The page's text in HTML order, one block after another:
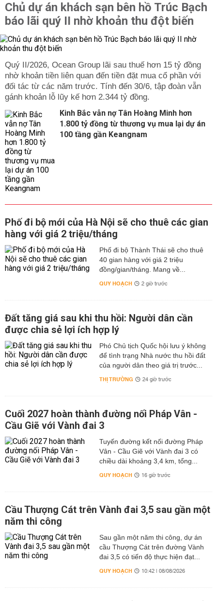
Chủ dự án khách sạn bên hồ Trúc Bạch
báo lãi quý II nhờ khoản thu đột biến
Quý II/2026, Ocean Group lãi sau thuế hơn 15 tỷ đồng
nhờ khoản tiền liên quan đến tiền đặt mua cổ phần với
đối tác từ các năm trước. Tính đến 30/6, tập đoàn vẫn
gánh khoản lỗ lũy kế hơn 2.344 tỷ đồng.
Kinh Bắc vẫn nợ Tân Hoàng Minh hơn
1.800 tỷ đồng từ thương vụ mua lại dự án
100 tầng gần Keangnam
Phố đi bộ mới của Hà Nội sẽ cho thuê các gian
hàng với giá 2 triệu/tháng
Phố đi bộ Thành Thái sẽ cho thuê
40 gian hàng với giá 2 triệu
đồng/gian/tháng. Mang về...
QUY HOẠCH 2 giờ trước
Đất tăng giá sau khi thu hồi: Người dân cần
được chia sẻ lợi ích hợp lý
Phó Chủ tịch Quốc hội lưu ý không
để tình trạng Nhà nước thu hồi đất
của người dân theo giá trị trước...
THỊ TRƯỜNG 24 giờ trước
Cuối 2027 hoàn thành đường nối Pháp Vân -
Cầu Giẽ với Vành đai 3
Tuyến đường kết nối đường Pháp
Vân - Cầu Giẽ với Vành đai 3 có
chiều dài khoảng 3,4 km, tổng...
QUY HOẠCH 16 giờ trước
Cầu Thượng Cát trên Vành đai 3,5 sau gần một
năm thi công
Sau gần một năm thi công, dự án
cầu Thượng Cát trên đường Vành
đai 3,5 có tiến độ thực hiện đạt...
QUY HOẠCH 10:42 | 08/08/2026